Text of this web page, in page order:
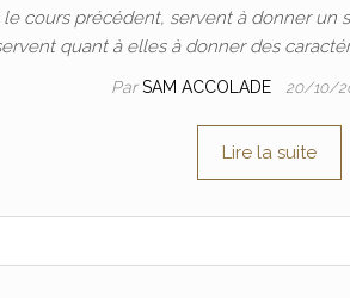
le cours précédent, servent à donner
quant à elles à donner des
ParSAM ACCOLADE 20/10/
Lire la suite